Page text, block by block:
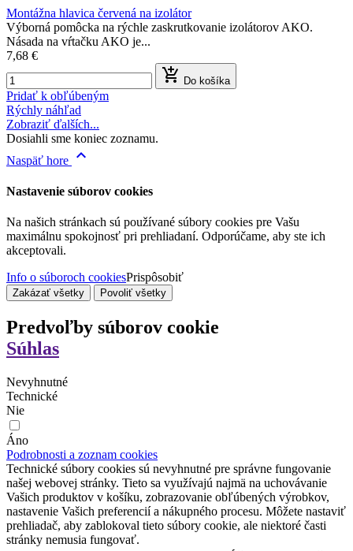
Montážna hlavica červená na izolátor
Výborná pomôcka na rýchle zaskrutkovanie izolátorov AKO.
Násada na vŕtačku AKO je...
7,68 €
 Do košíka
Pridať k obľúbeným
Rýchly náhľad
Zobraziť ďalších...
Dosiahli sme koniec zoznamu.
Naspäť hore 
Nastavenie súborov cookies
Na našich stránkach sú používané súbory cookies pre Vašu
maximálnu spokojnosť pri prehliadaní. Odporúčame, aby ste ich
akceptovali.
Info o súboroch cookiesPrispôsobiť
Zakázať všetky Povoliť všetky
Predvoľby súborov cookie
Súhlas
Nevyhnutné
Technické
Nie
Áno
Podrobnosti a zoznam cookies
Technické súbory cookies sú nevyhnutné pre správne fungovanie
našej webovej stránky. Tieto sa využívajú najmä na uchovávanie
Vašich produktov v košíku, zobrazovanie obľúbených výrobkov,
nastavenie Vašich preferencií a nákupného procesu. Môžete nastaviť
prehliadač, aby zablokoval tieto súbory cookie, ale niektoré časti
stránky nemusia fungovať.